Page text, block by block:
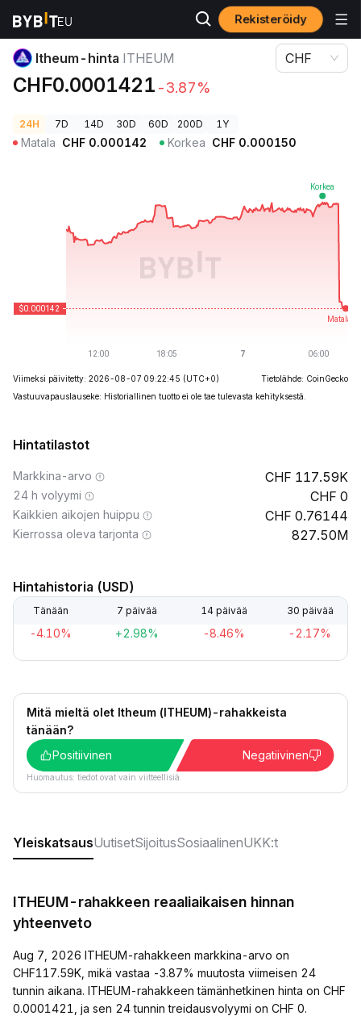
Rekisteröidy
Kryptohinnat
Itheum-hinta ITHEUM
CHF0.0001421 -3.87%
CHF
24H 7D 14D 30D 60D 200D 1Y
Matala CHF 0.000142 Korkea CHF 0.000150
Viimeksi päivitetty: 2026-08-07 09:22:45 (UTC+0)
Tietolähde: CoinGecko
Vastuuvapauslauseke: Historiallinen tuotto ei ole tae tulevasta kehityksestä.
Hintatilastot
Markkina-arvo 117.59K
24 h volyymi 0
Kaikkien aikojen huippu 0.76144
Kierrossa oleva tarjonta 827.50M
Hintahistoria (USD)
Tänään 7 päivää 14 päivää 30 päivää
-4.10% +2.98% -8.46% -2.17%
Mitä mieltä olet Itheum (ITHEUM)-rahakkeista
tänään?
Positiivinen
Negatiivinen
Huomautus: tiedot ovat vain viitteellisiä.
YleiskatsausUutisetSijoitusSosiaalinenUKK:t
ITHEUM-rahakkeen reaaliaikaisen hinnan
yhteenveto
Aug 7, 2026 ITHEUM-rahakkeen markkina-arvo on
CHF117.59K, mikä vastaa -3.87% muutosta viimeisen 24
tunnin aikana. ITHEUM-rahakkeen tämänhetkinen hinta on CHF
0.0001421, ja sen 24 tunnin treidausvolyymi on CHF 0.